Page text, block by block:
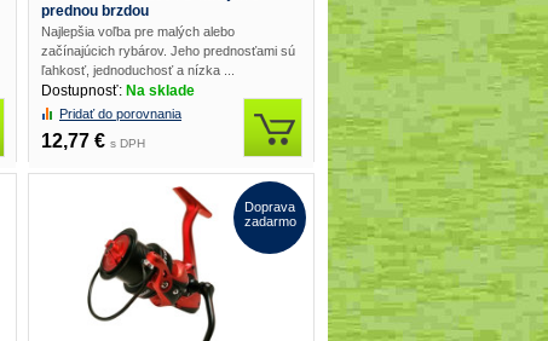
prednou brzdou
Najlepšia voľba pre malých alebo
začínajúcich rybárov. Jeho prednosťami sú
ľahkosť, jednoduchosť a nízka ...
Dostupnosť: Na sklade
Pridať do porovnania
12,77 € s DPH
Doprava
zadarmo